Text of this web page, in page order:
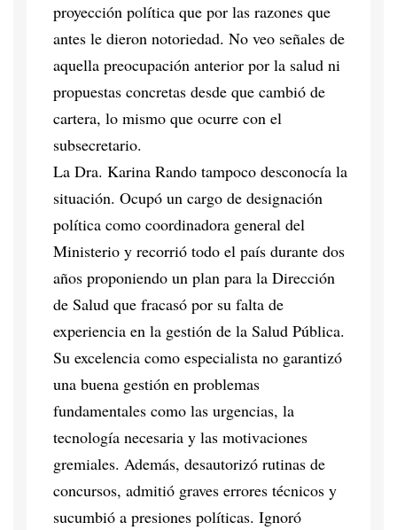
proyección política que por las razones que
antes le dieron notoriedad. No veo señales de
aquella preocupación anterior por la salud ni
propuestas concretas desde que cambió de
cartera, lo mismo que ocurre con el
subsecretario.
La Dra. Karina Rando tampoco desconocía la
situación. Ocupó un cargo de designación
política como coordinadora general del
Ministerio y recorrió todo el país durante dos
años proponiendo un plan para la Dirección
de Salud que fracasó por su falta de
experiencia en la gestión de la Salud Pública.
Su excelencia como especialista no garantizó
una buena gestión en problemas
fundamentales como las urgencias, la
tecnología necesaria y las motivaciones
gremiales. Además, desautorizó rutinas de
concursos, admitió graves errores técnicos y
sucumbió a presiones políticas. Ignoró